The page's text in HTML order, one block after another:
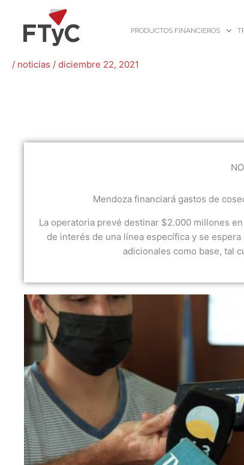
contenido
PRODUCTOS FINANCIEROS
/ noticias / diciembre 22, 2021
Mendoza financiará gastos de
La operatoria prevé destinar $2.000 millones
de interés de una línea específica y se
adicionales como base, tal